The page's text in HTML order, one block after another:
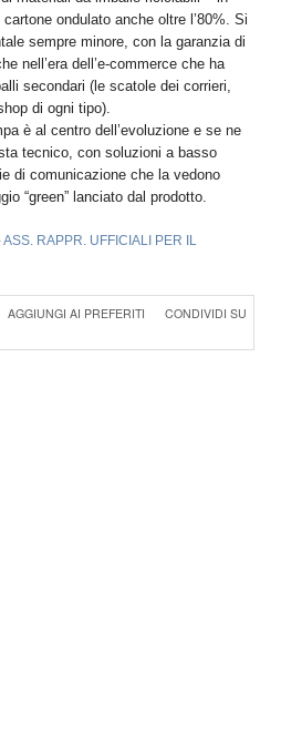
ondulato anche oltre l’80%. Si
sempre minore, con la garanzia di
nell’era dell’e-commerce che ha
secondari (le scatole dei corrieri,
di ogni tipo).
è al centro dell’evoluzione e se ne
tecnico, con soluzioni a basso
di comunicazione che la vedono
“green” lanciato dal prodotto.
ASS. RAPPR. UFFICIALI PER IL
AGGIUNGI AI PREFERITI
CONDIVIDI SU